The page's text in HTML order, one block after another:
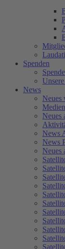
Spenden
News
Neues
Neues
News
News
Neues